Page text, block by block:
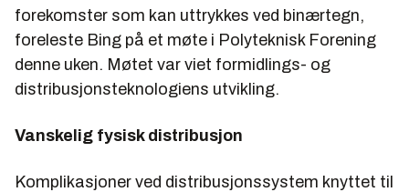
forekomster som kan uttrykkes ved binærtegn,
foreleste Bing på et møte i Polyteknisk Forening
denne uken. Møtet var viet formidlings- og
distribusjonsteknologiens utvikling.
Vanskelig fysisk distribusjon
Komplikasjoner ved distribusjonssystem knyttet til